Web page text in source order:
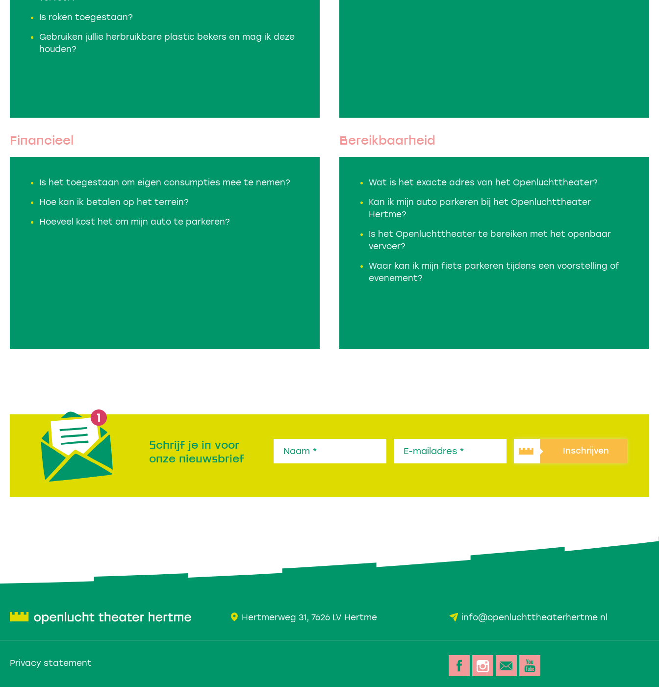
Is roken toegestaan?
Gebruiken jullie herbruikbare plastic bekers en mag ik deze
houden?
Financieel
Is het toegestaan om eigen consumpties mee te nemen?
Hoe kan ik betalen op het terrein?
Hoeveel kost het om mijn auto te parkeren?
Bereikbaarheid
Wat is het exacte adres van het Openluchttheater?
Kan ik mijn auto parkeren bij het Openluchttheater
Hertme?
Is het Openluchttheater te bereiken met het openbaar
vervoer?
Waar kan ik mijn fiets parkeren tijdens een voorstelling of
evenement?
Schrijf je in voor
onze nieuwsbrief
Inschrijven
Hertmerweg 31, 7626 LV Hertme info@openluchttheaterhertme.nl
Privacy statement